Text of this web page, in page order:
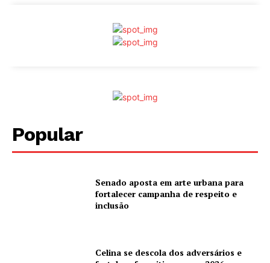
Popular
Senado aposta em arte urbana para
fortalecer campanha de respeito e
inclusão
Celina se descola dos adversários e